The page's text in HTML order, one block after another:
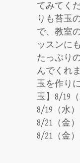
てみてく
りも苔玉
で、教室
ッスンに
たっぷり
んでくれ
玉を作り
玉】8/19（
8/19（水）
8/21（金）
8/21（金）